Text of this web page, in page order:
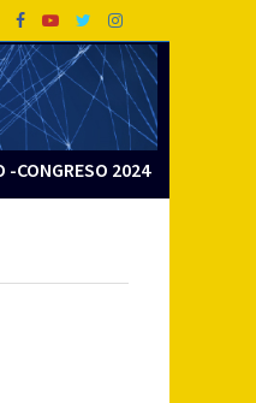
-CONGRESO 2024